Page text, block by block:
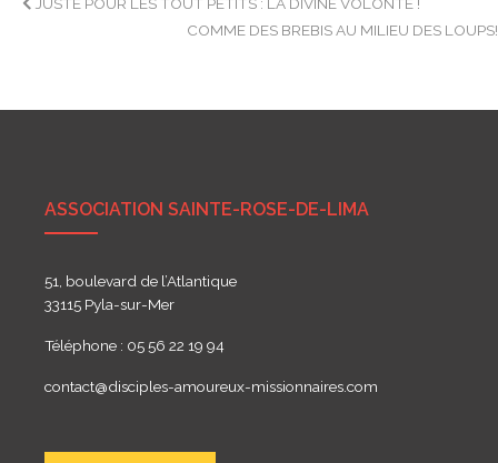
Navigation
l’article
COMME DES BREBIS AU MILIEU DES
ASSOCIATION SAINTE-ROSE-DE-LIMA
51, boulevard de l’Atlantique
33115 Pyla-sur-Mer
Téléphone : 05 56 22 19 94
contact@disciples-amoureux-missionnaires.com